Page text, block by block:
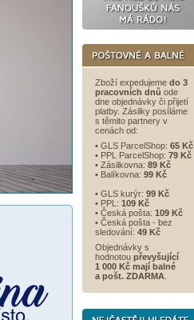
Zboží expedujeme do 3
pracovních dnů ode
dne objednávky či přijetí
platby. Zásilky posíláme
s těmito partnery v
cenách od:
• GLS ParcelShop: 65 Kč
• PPL ParcelShop: 79 Kč
• Zásilkovna: 89 Kč
• Balíkovna: 99 Kč
• GLS kurýr: 99 Kč
• PPL: 109 Kč
• Česká pošta: 109 Kč
• Česká pošta - bez
sledování: 49 Kč
Objednávky s
hodnotou převyšující
1 000 Kč mají balné
a pošt. ZDARMA